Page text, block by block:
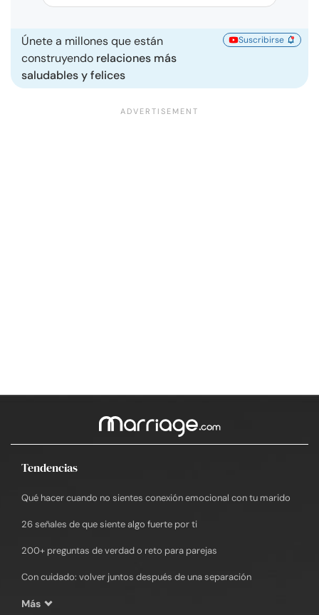
Únete a millones que están
construyendo relaciones más
saludables y felices
Suscribirse
Tendencias
Qué hacer cuando no sientes conexión emocional con tu marido
26 señales de que siente algo fuerte por ti
200+ preguntas de verdad o reto para parejas
Con cuidado: volver juntos después de una separación
Más